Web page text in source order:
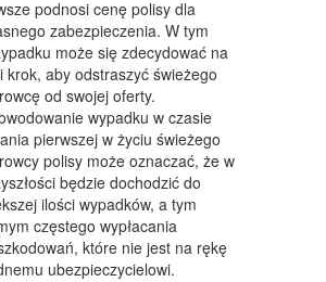
podnosi cenę polisy dla
zabezpieczenia. W tym
może się zdecydować na
krok, aby odstraszyć świeżego
od swojej oferty.
wypadku w czasie
pierwszej w życiu świeżego
polisy może oznaczać, że w
będzie dochodzić do
ilości wypadków, a tym
częstego wypłacania
które nie jest na rękę
ubezpieczycielowi.